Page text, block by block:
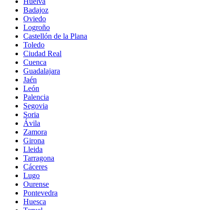
Badajoz
Oviedo
Logroño
Castellón de la Plana
Toledo
Ciudad Real
Cuenca
Guadalajara
Jaén
León
Palencia
Segovia
Soria
Ávila
Zamora
Girona
Lleida
Tarragona
Cáceres
Lugo
Ourense
Pontevedra
Huesca